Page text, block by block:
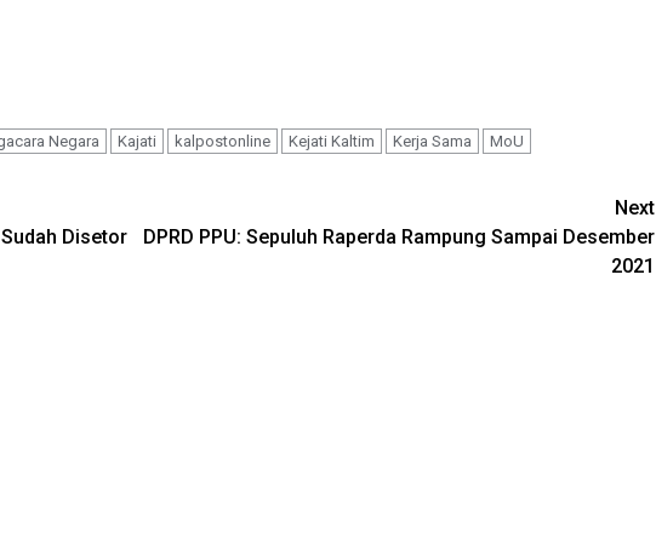
Negara Kajati kalpostonline Kejati Kaltim Kerja Sama
MoU
Disetor
Next
DPRD PPU: Sepuluh Raperda Rampung Sampai Desember
2021